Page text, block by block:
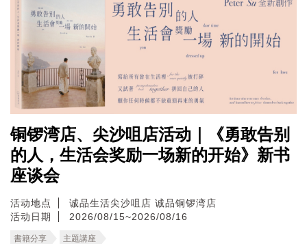
铜锣湾店、尖沙咀店活动｜《勇敢告别
的人，生活会奖励一场新的开始》新书
座谈会
活动地点 诚品生活尖沙咀店 诚品铜锣湾店
活动日期
2026/08/15~2026/08/16
書籍分享 主題講座